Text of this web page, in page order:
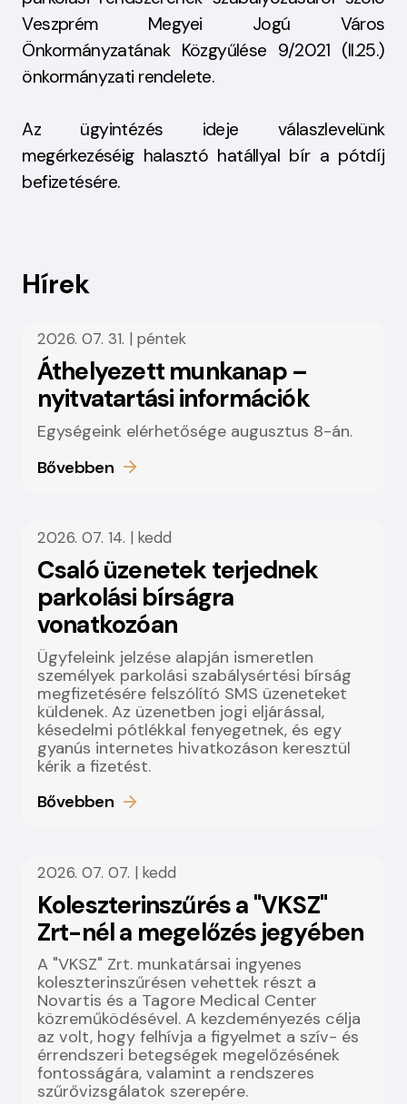
Veszprém Megyei Jogú Város
Önkormányzatának Közgyűlése 9/2021 (II.25.)
önkormányzati rendelete.
Az ügyintézés ideje válaszlevelünk
megérkezéséig halasztó hatállyal bír a pótdíj
befizetésére.
Hírek
2026. 07. 31. | péntek
Áthelyezett munkanap –
nyitvatartási információk
Egységeink elérhetősége augusztus 8-án.
Bővebben
2026. 07. 14. | kedd
Csaló üzenetek terjednek
parkolási bírságra
vonatkozóan
Ügyfeleink jelzése alapján ismeretlen
személyek parkolási szabálysértési bírság
megfizetésére felszólító SMS üzeneteket
küldenek. Az üzenetben jogi eljárással,
késedelmi pótlékkal fenyegetnek, és egy
gyanús internetes hivatkozáson keresztül
kérik a fizetést.
Bővebben
2026. 07. 07. | kedd
Koleszterinszűrés a "VKSZ"
Zrt-nél a megelőzés jegyében
A "VKSZ" Zrt. munkatársai ingyenes
koleszterinszűrésen vehettek részt a
Novartis és a Tagore Medical Center
közreműködésével. A kezdeményezés célja
az volt, hogy felhívja a figyelmet a szív- és
érrendszeri betegségek megelőzésének
fontosságára, valamint a rendszeres
szűrővizsgálatok szerepére.